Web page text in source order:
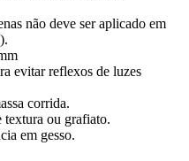
não deve ser aplicado em
evitar reflexos de luzes
corrida.
textura ou grafiato.
em gesso.